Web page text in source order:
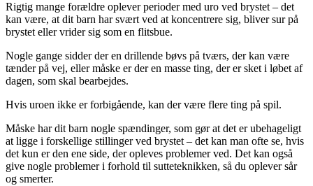
Rigtig mange forældre oplever perioder med uro ved brystet – det
kan være, at dit barn har svært ved at koncentrere sig, bliver sur på
brystet eller vrider sig som en flitsbue.
Nogle gange sidder der en drillende bøvs på tværs, der kan være
tænder på vej, eller måske er der en masse ting, der er sket i løbet af
dagen, som skal bearbejdes.
Hvis uroen ikke er forbigående, kan der være flere ting på spil.
Måske har dit barn nogle spændinger, som gør at det er ubehageligt
at ligge i forskellige stillinger ved brystet – det kan man ofte se, hvis
det kun er den ene side, der opleves problemer ved. Det kan også
give nogle problemer i forhold til sutteteknikken, så du oplever sår
og smerter.